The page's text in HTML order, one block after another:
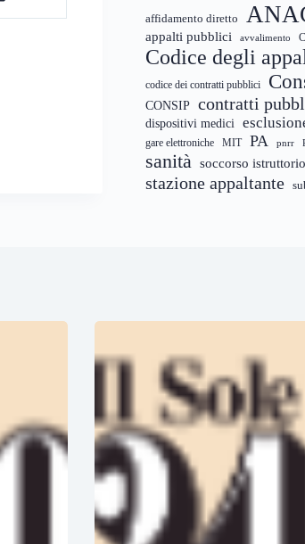
affidamento diretto
appalti pubblici avvalimento
Codice degli
codice dei contratti pubblici
CONSIP contratti
dispositivi medici
gare elettroniche MIT PA pnrr
sanità soccorso istruttorio
stazione appaltante